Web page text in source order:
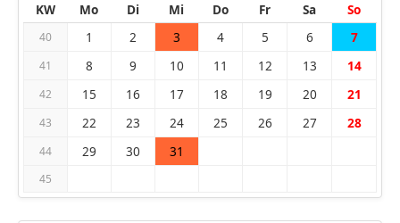
KW
Mo Di Mi Do Fr Sa So
40 1 2 3 4 5 6 7
41 8 9 10 11 12 13 14
42 15 16 17 18 19 20 21
43 22 23 24 25 26 27 28
44 29 30 31
45